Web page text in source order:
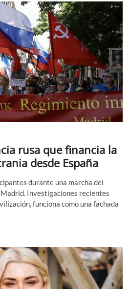
rusa que financia la
desde España
durante una marcha del
Investigaciones recientes
funciona como una fachada